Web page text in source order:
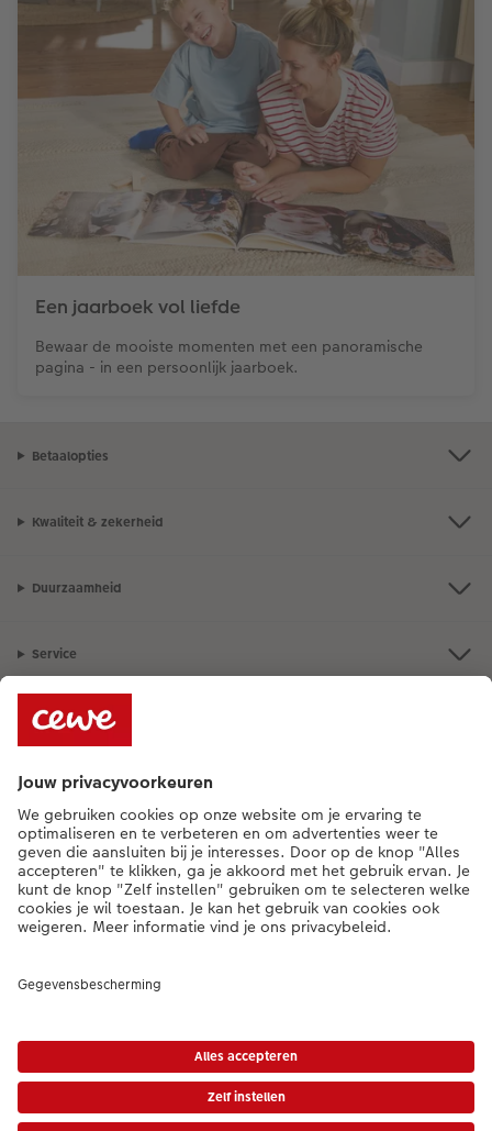
Een jaarboek vol liefde
Bewaar de mooiste momenten met een panoramische
pagina - in een persoonlijk jaarboek.
Betaalopties
Kwaliteit & zekerheid
Duurzaamheid
Service
Algemeen
Assortiment
0341-255 400[ma - vr 9:00 tot 20:00 u | za 9:00 tot 17:00 u | zo 12:00 tot